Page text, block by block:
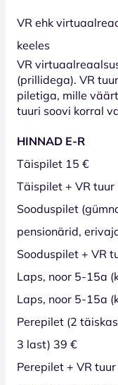
VR ehk
keeles
VR
(prillidega). VR
piletiga, mille
tuuri soovi korral
HINNAD E-R
Täispilet 15 €
Täispilet + VR tuur
Sooduspilet
pensionärid,
Sooduspilet + VR
Laps, noor 5-15a
Laps, noor 5-15a
Perepilet (2
3 last) 39 €
Perepilet + VR